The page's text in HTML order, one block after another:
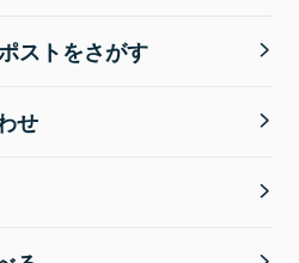
ストをさがす
せ